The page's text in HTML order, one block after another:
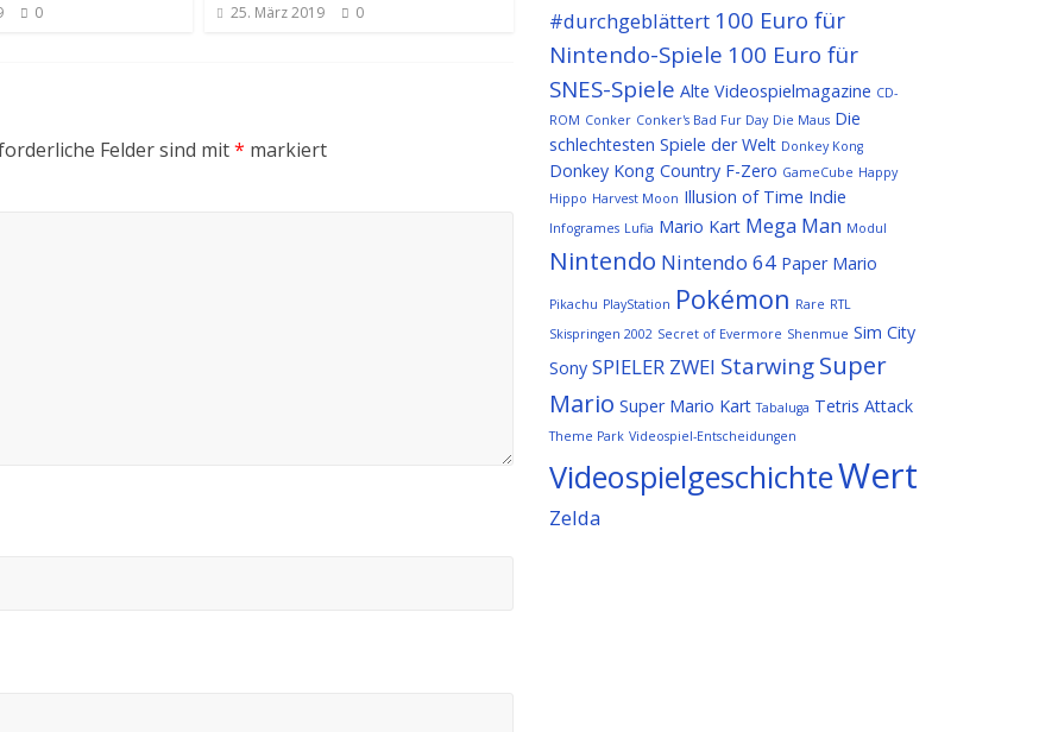
0 25. März 2019 0
Felder sind mit* markiert
#durchgeblättert 100 Euro für
Nintendo-Spiele 100 Euro für
SNES-Spiele Alte Videospielmagazine CD-
ROM Conker Conker's Bad Fur Day Die Maus Die
schlechtesten Spiele der Welt Donkey Kong
Donkey Kong Country F-Zero GameCube Happy
Hippo Harvest Moon Illusion of Time Indie
Infogrames Lufia Mario Kart Mega Man Modul
Nintendo Nintendo 64 Paper Mario
Pikachu PlayStation Pokémon Rare RTL
Skispringen 2002 Secret of Evermore Shenmue Sim City
Sony SPIELER ZWEI Starwing Super
Mario Super Mario Kart Tabaluga Tetris Attack
Theme Park Videospiel-Entscheidungen
VideospielgeschichteWert
Zelda